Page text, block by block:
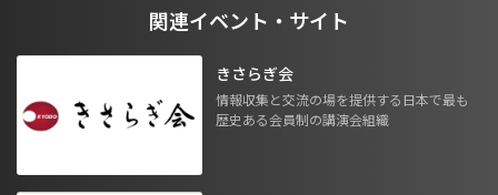
関連イベント・サイト
きさらぎ会
情報収集と交流の場を提供する日本で最も
歴史ある会員制の講演会組織